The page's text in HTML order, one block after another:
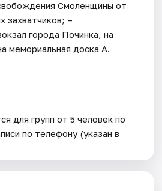
Смоленщины от
захватчиков; –
города Починка, на
мемориальная доска А.
для групп от 5 человек по
по телефону (указан в